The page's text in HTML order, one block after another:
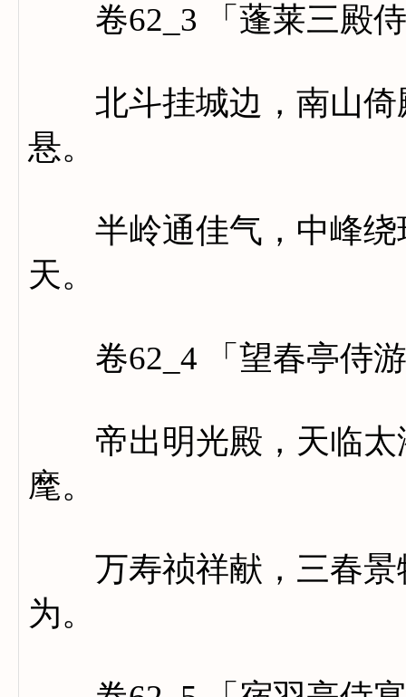
卷62_3 「蓬莱三殿侍
北斗挂城边，南山倚
悬。
半岭通佳气，中峰绕
天。
卷62_4 「望春亭侍游
帝出明光殿，天临太
麾。
万寿祯祥献，三春景
为。